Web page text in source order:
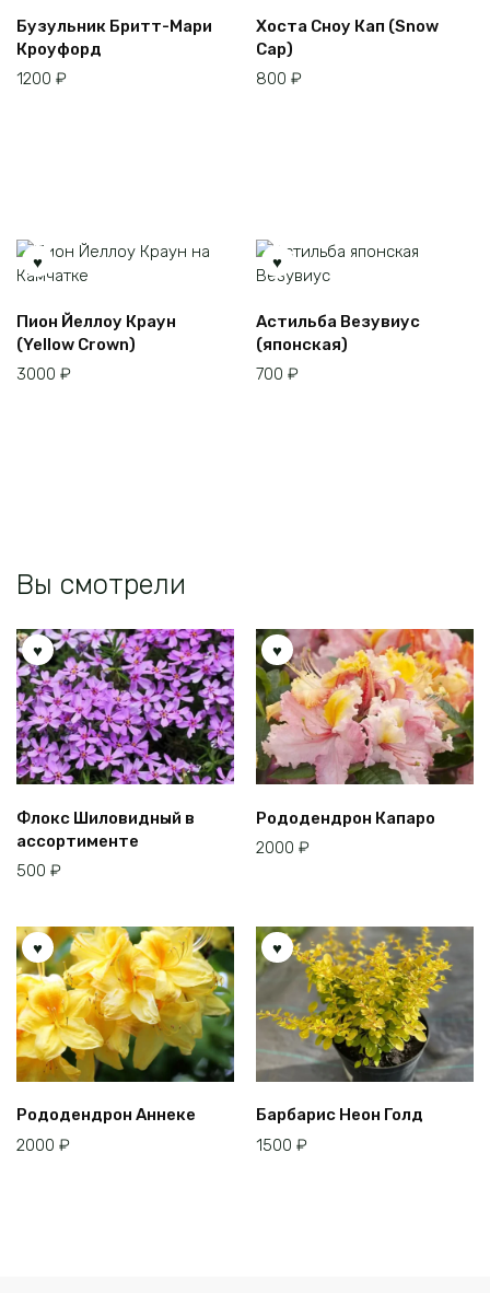
товара.
Бузульник Бритт-Мари
Кроуфорд
1200 ₽
Хоста Сноу Кап (Snow
Cap)
800 ₽
Пион Йеллоу Краун
(Yellow Crown)
3000 ₽
Астильба Везувиус
(японская)
700 ₽
Вы смотрели
Флокс Шиловидный в
ассортименте
500 ₽
Рододендрон Капаро
2000 ₽
Рододендрон Аннеке
2000 ₽
Барбарис Неон Голд
1500 ₽